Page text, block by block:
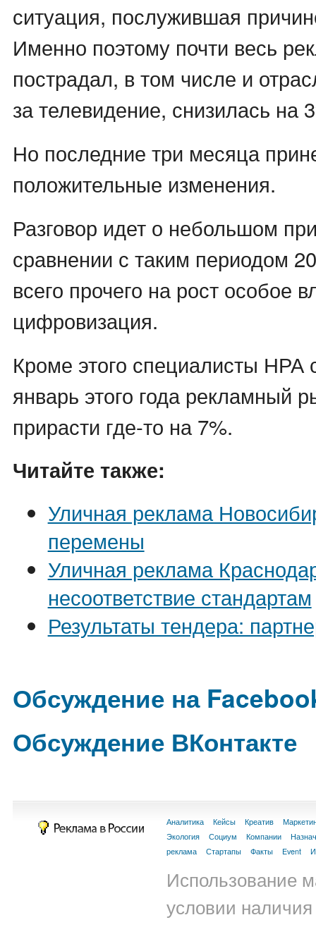
ситуация, послужившая
Именно поэтому почти весь
пострадал, в том числе и
за телевидение, снизилась на
Но последние три месяца
положительные изменения.
Разговор идет о небольшом
сравнении с таким периодом
всего прочего на рост особое
цифровизация.
Кроме этого специалисты НРА
январь этого года рекламный
прирасти где-то на 7%.
Читайте также:
Уличная реклама
перемены
Уличная реклама
несоответствие стандартам
Результаты тендера:
Обсуждение на
Обсуждение ВКонтакте
Аналитика Кейсы Креатив
Экология
Социум Компании
реклама
Стартапы Факты Event
Использование
условии